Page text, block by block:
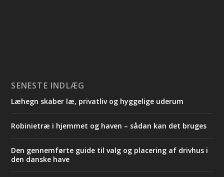
SENESTE INDLÆG
Læhegn skaber læ, privatliv og hyggelige uderum
Robinietræ i hjemmet og haven – sådan kan det bruges
Den gennemførte guide til valg og placering af drivhus i
den danske have